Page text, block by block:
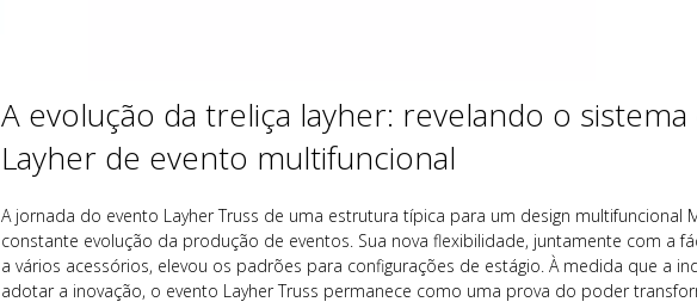
A evolução da treliça layher: revelando o
Layher de evento multifuncional
A jornada do evento Layher Truss de uma estrutura típica para um design multifuncional
constante evolução da produção de eventos. Sua nova flexibilidade, juntamente com a
a vários acessórios, elevou os padrões para configurações de estágio. À medida que a
adotar a inovação, o evento Layher Truss permanece como uma prova do poder